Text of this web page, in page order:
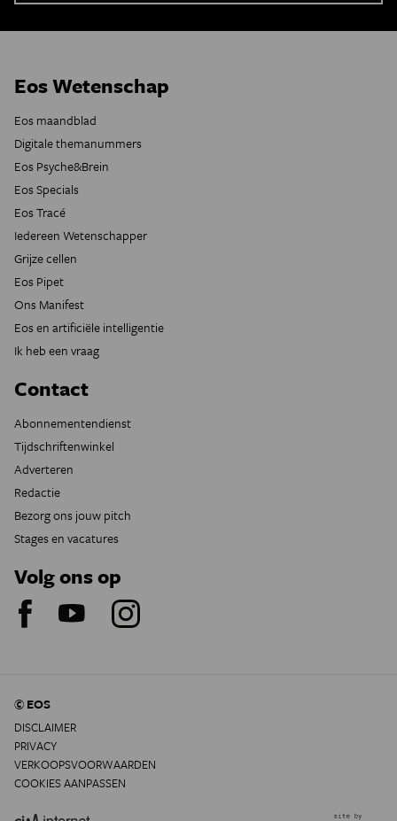
Eos Wetenschap
Eos maandblad
Digitale themanummers
Eos Psyche&Brein
Eos Specials
Eos Tracé
Iedereen Wetenschapper
Grijze cellen
Eos Pipet
Ons Manifest
Eos en artificiële intelligentie
Ik heb een vraag
Contact
Abonnementendienst
Tijdschriftenwinkel
Adverteren
Redactie
Bezorg ons jouw pitch
Stages en vacatures
Volg ons op
© EOS
DISCLAIMER
PRIVACY
VERKOOPSVOORWAARDEN
COOKIES AANPASSEN